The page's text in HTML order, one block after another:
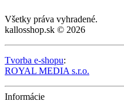
Všetky práva vyhradené.
kallosshop.sk © 2026
Tvorba e-shopu:
ROYAL MEDIA s.r.o.
Informácie